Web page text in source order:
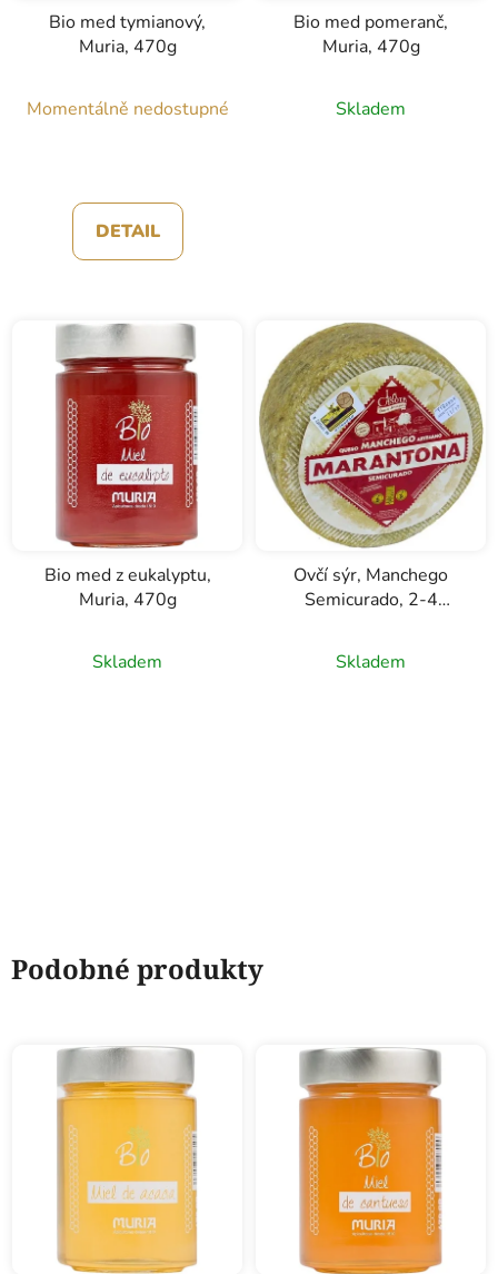
Bio med tymianový,
Muria, 470g
Momentálně nedostupné
DETAIL
Bio med pomeranč,
Muria, 470g
Skladem
Bio med z eukalyptu,
Muria, 470g
Skladem
Ovčí sýr, Manchego
Semicurado, 2-4
Skladem
Podobné produkty